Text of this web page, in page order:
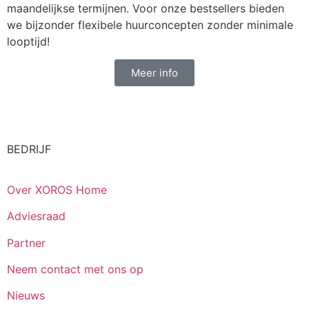
maandelijkse termijnen. Voor onze bestsellers bieden
we bijzonder flexibele huurconcepten zonder minimale
looptijd!
Meer info
BEDRIJF
Over XOROS Home
Adviesraad
Partner
Neem contact met ons op
Nieuws